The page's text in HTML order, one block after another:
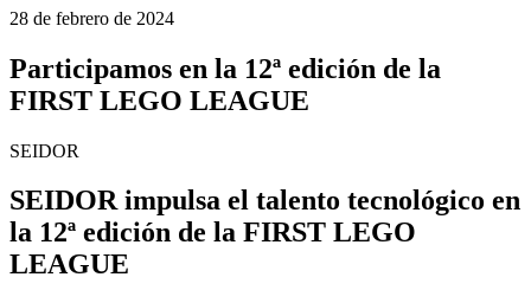
28 de febrero de 2024
Participamos en la 12ª edición de la
FIRST LEGO LEAGUE
SEIDOR
SEIDOR impulsa el talento tecnológico en
la 12ª edición de la FIRST LEGO
LEAGUE